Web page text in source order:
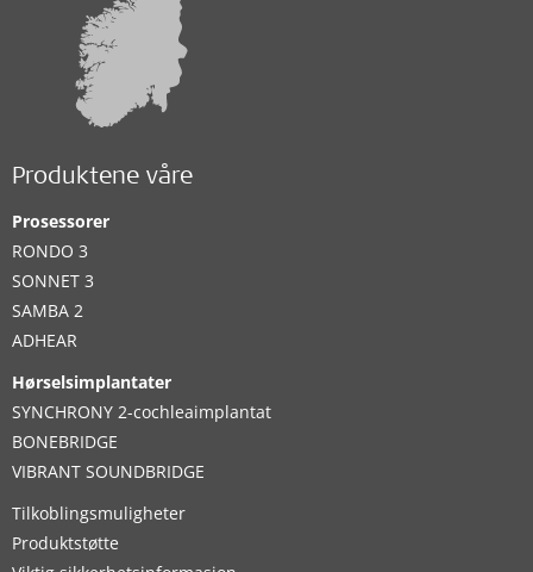
Produktene våre
Prosessorer
RONDO 3
SONNET 3
SAMBA 2
ADHEAR
Hørselsimplantater
SYNCHRONY 2-cochleaimplantat
BONEBRIDGE
VIBRANT SOUNDBRIDGE
Tilkoblingsmuligheter
Produktstøtte